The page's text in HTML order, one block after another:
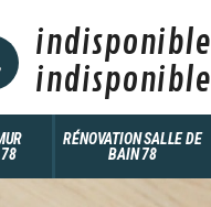
indisponible
indisponible
RÉNOVATION SALLE DE
BAIN 78